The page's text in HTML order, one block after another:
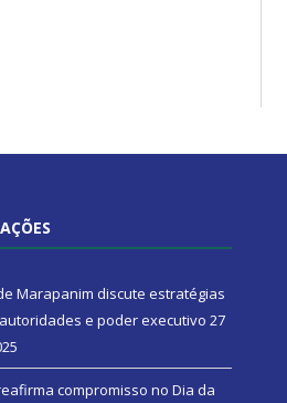
Marapanim discute estratégias
e poder executivo 27
compromisso no Dia da